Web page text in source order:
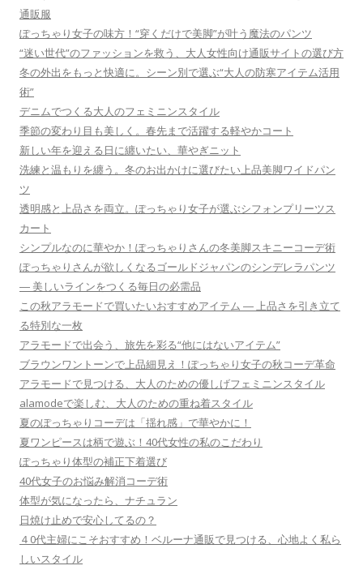
通販服
ぽっちゃり女子の味方！“穿くだけで美脚”が叶う魔法のパンツ
“迷い世代”のファッションを救う、大人女性向け通販サイトの選び方
冬の外出をもっと快適に。シーン別で選ぶ“大人の防寒アイテム活用
術”
デニムでつくる大人のフェミニンスタイル
季節の変わり目も美しく。春先まで活躍する軽やかコート
新しい年を迎える日に纏いたい、華やぎニット
洗練と温もりを纏う。冬のお出かけに選びたい上品美脚ワイドパン
ツ
透明感と上品さを両立。ぽっちゃり女子が選ぶシフォンプリーツス
カート
シンプルなのに華やか！ぽっちゃりさんの冬美脚スキニーコーデ術
ぽっちゃりさんが欲しくなるゴールドジャパンのシンデレラパンツ
― 美しいラインをつくる毎日の必需品
この秋アラモードで買いたいおすすめアイテム ― 上品さを引き立て
る特別な一枚
アラモードで出会う、旅先を彩る“他にはないアイテム”
ブラウンワントーンで上品細見え！ぽっちゃり女子の秋コーデ革命
アラモードで見つける、大人のための優しげフェミニンスタイル
alamodeで楽しむ、大人のための重ね着スタイル
夏のぽっちゃりコーデは「揺れ感」で華やかに！
夏ワンピースは柄で遊ぶ！40代女性の私のこだわり
ぽっちゃり体型の補正下着選び
40代女子のお悩み解消コーデ術
体型が気になったら、ナチュラン
日焼け止めで安心してるの？
４0代主婦にこそおすすめ！ベルーナ通販で見つける、心地よく私ら
しいスタイル